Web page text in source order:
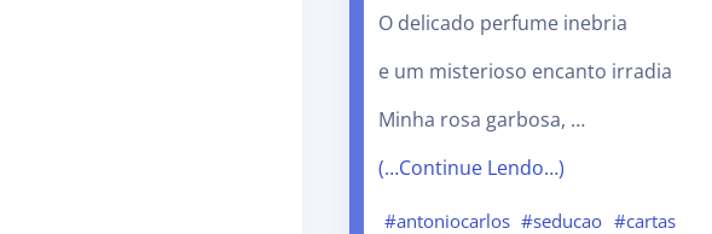
O delicado perfume inebria
e um misterioso encanto irradia
Minha rosa garbosa, …
(…Continue Lendo…)
#antoniocarlos #seducao #cartas